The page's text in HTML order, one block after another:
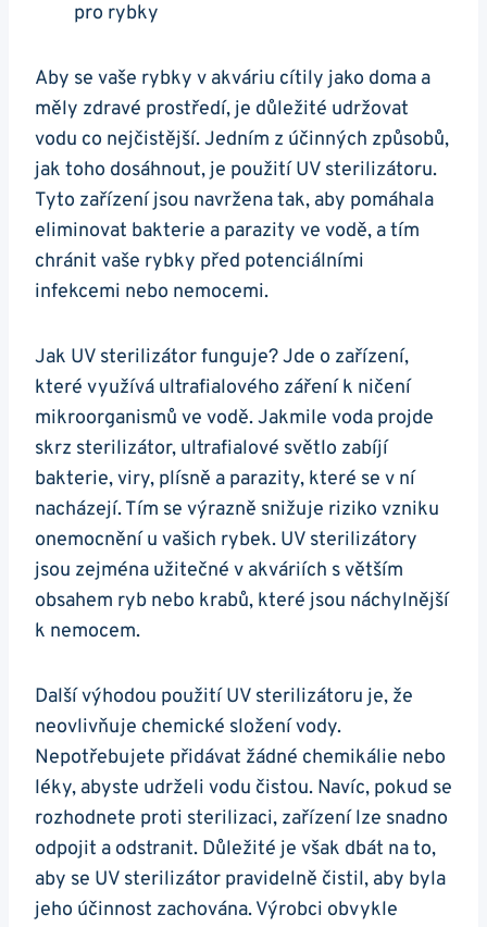
pro rybky
Aby se vaše⁢ rybky v⁢ akváriu cítily jako doma a
měly zdravé prostředí, je důležité udržovat
vodu co nejčistější. Jedním z účinných způsobů,⁢
jak toho dosáhnout, je použití UV sterilizátoru.
Tyto zařízení jsou navržena tak, aby pomáhala
eliminovat bakterie a parazity ⁣ve vodě, a‌ tím
chránit vaše ‍rybky před potenciálními
⁢infekcemi nebo nemocemi.
Jak ⁣UV sterilizátor funguje?⁣ Jde o zařízení,
které ⁣využívá ultrafialového záření ⁤k ničení
mikroorganismů ve​ vodě. Jakmile voda projde
skrz sterilizátor, ultrafialové světlo zabíjí
bakterie, viry,​ plísně a ⁣parazity, které se v ní
nacházejí. Tím se výrazně snižuje⁢ riziko vzniku
onemocnění‍ u vašich rybek. UV sterilizátory
jsou zejména užitečné v akváriích s větším
obsahem‌ ryb ⁢nebo krabů, které ⁣jsou náchylnější
k nemocem. ​
Další výhodou použití UV sterilizátoru je, že
neovlivňuje chemické složení vody.⁤
Nepotřebujete přidávat‌ žádné chemikálie nebo
léky, abyste udrželi vodu čistou. Navíc, pokud se
rozhodnete ⁤proti sterilizaci, zařízení lze snadno⁣
odpojit a odstranit. Důležité je však dbát na to,
aby se UV sterilizátor ‌pravidelně čistil, aby byla
jeho účinnost zachována. Výrobci⁣ obvykle